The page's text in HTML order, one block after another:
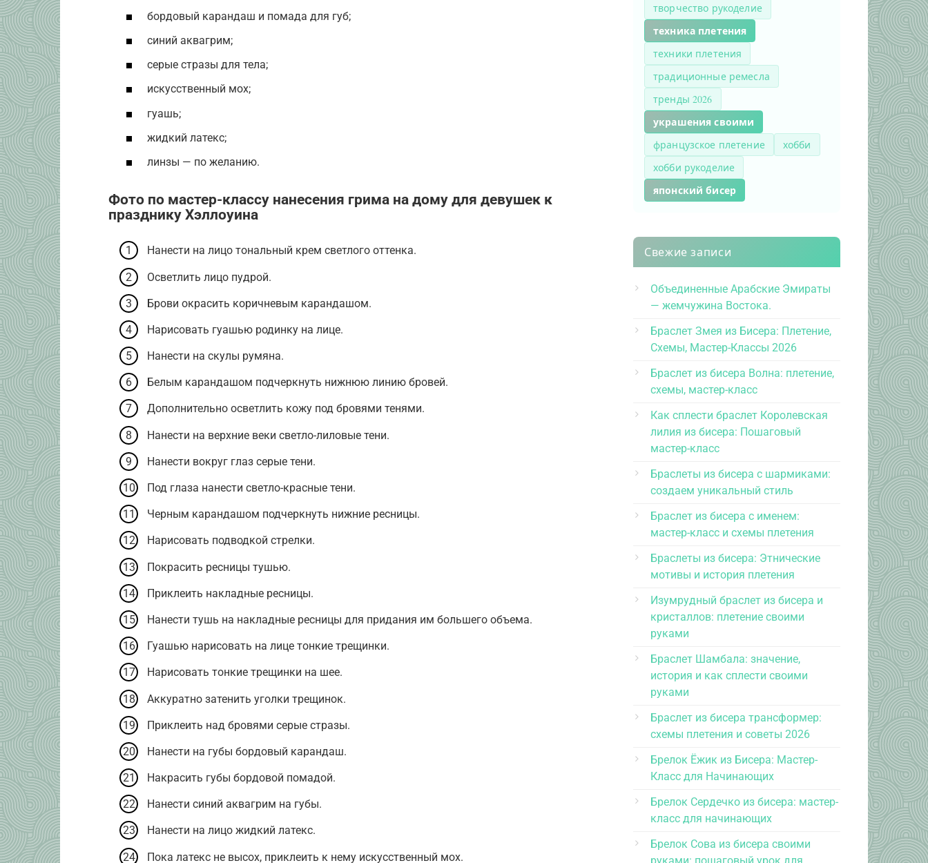
бордовый карандаш и помада для губ;
синий аквагрим;
серые стразы для тела;
искусственный мох;
гуашь;
жидкий латекс;
линзы — по желанию.
Фото по мастер-классу нанесения грима на дому для девушек к
празднику Хэллоуина
Нанести на лицо тональный крем светлого оттенка.
Осветлить лицо пудрой.
Брови окрасить коричневым карандашом.
Нарисовать гуашью родинку на лице.
Нанести на скулы румяна.
Белым карандашом подчеркнуть нижнюю линию бровей.
Дополнительно осветлить кожу под бровями тенями.
Нанести на верхние веки светло-лиловые тени.
Нанести вокруг глаз серые тени.
Под глаза нанести светло-красные тени.
Черным карандашом подчеркнуть нижние ресницы.
Нарисовать подводкой стрелки.
Покрасить ресницы тушью.
Приклеить накладные ресницы.
Нанести тушь на накладные ресницы для придания им большего объема.
Гуашью нарисовать на лице тонкие трещинки.
Нарисовать тонкие трещинки на шее.
Аккуратно затенить уголки трещинок.
Приклеить над бровями серые стразы.
Нанести на губы бордовый карандаш.
Накрасить губы бордовой помадой.
Нанести синий аквагрим на губы.
Нанести на лицо жидкий латекс.
Пока латекс не высох, приклеить к нему искусственный мох.
творчество рукоделие
техника плетения
техники плетения
традиционные ремесла
тренды 2026
украшения своими
французское плетение
хобби
хобби рукоделие
японский бисер
Свежие записи
Объединенные Арабские Эмираты
— жемчужина Востока.
Браслет Змея из Бисера: Плетение,
Схемы, Мастер-Классы 2026
Браслет из бисера Волна: плетение,
схемы, мастер-класс
Как сплести браслет Королевская
лилия из бисера: Пошаговый
мастер-класс
Браслеты из бисера с шармиками:
создаем уникальный стиль
Браслет из бисера с именем:
мастер-класс и схемы плетения
Браслеты из бисера: Этнические
мотивы и история плетения
Изумрудный браслет из бисера и
кристаллов: плетение своими
руками
Браслет Шамбала: значение,
история и как сплести своими
руками
Браслет из бисера трансформер:
схемы плетения и советы 2026
Брелок Ёжик из Бисера: Мастер-
Класс для Начинающих
Брелок Сердечко из бисера: мастер-
класс для начинающих
Брелок Сова из бисера своими